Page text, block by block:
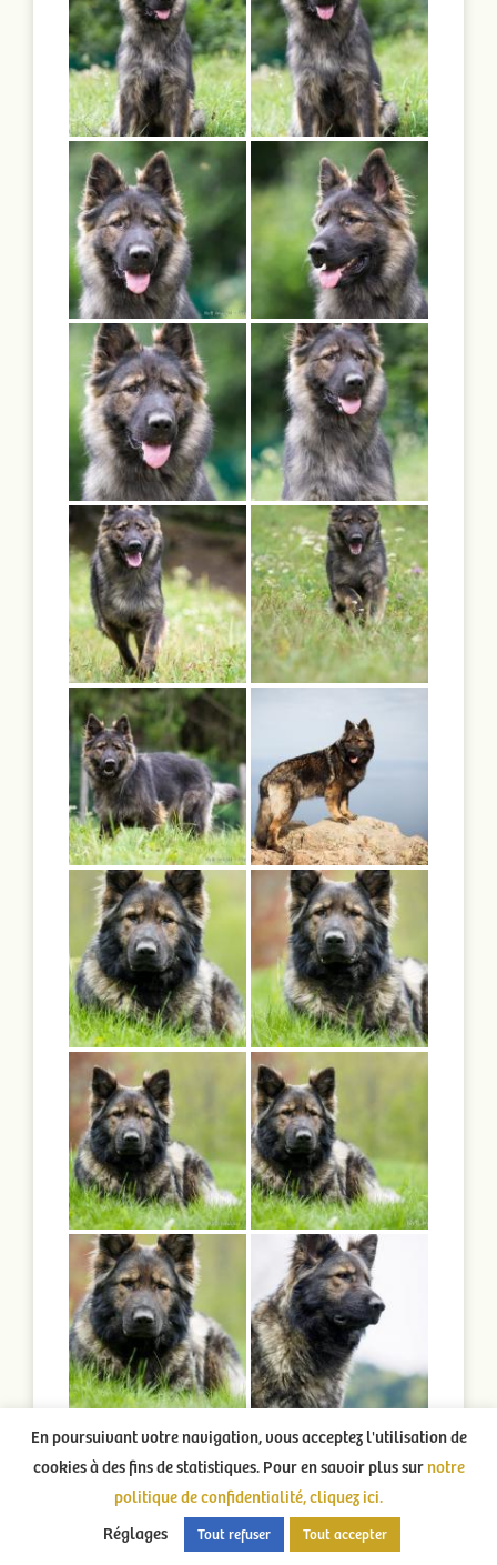
En poursuivant votre navigation, vous acceptez l'utilisation de
cookies à des fins de statistiques. Pour en savoir plus surnotre
politique de confidentialité, cliquez ici.
Réglages
Tout refuser Tout accepter